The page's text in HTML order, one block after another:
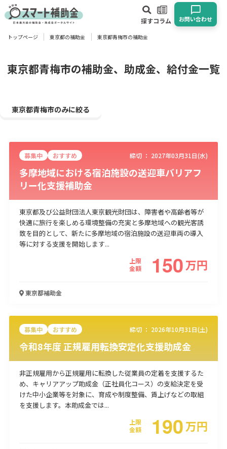
探すコラム お問い合わせ
対象
物流・運輸業 製造業
建設･不動産業
サービス業 医療･福祉 農業･林業
漁業
宿泊･旅館業
その他
使い道
海外展開 設備投資
IT導入
特許・知的財産
起業・創業
受付中のみ
トップページ 東京都の補助金 東京都青梅市の補助金
東京都青梅市の補助金、助成金、給付金一覧
東京都青梅市のみに絞る
募集中 おすすめ 締切 ： 2027年03月31日(水)
多摩地域における宿泊施設の送迎車バリアフ
リー化支援補助金
東京都及び公益財団法人東京観光財団は、障害者や高齢者等が
快適に旅行を楽しめる環境整備の充実と多摩地域への観光客誘
致を目的として、新たに多摩地域の宿泊施設の送迎車両の導入
等に対する支援を開始します...
上限
金額
150万円
東京都補助金
募集中 おすすめ 締切 ： 2026年10月31日(土)
令和8年度 正規雇用転換安定化支援助成金
非正規雇用から正規雇用に転換した従業員の定着を支援するた
め、キャリアアップ助成金（正社員化コース）の支給決定を受
けた中小企業等を対象に、育成や制度整備、賃上げなどの取組
を支援します。本助成金では...
上限
金額
190万円